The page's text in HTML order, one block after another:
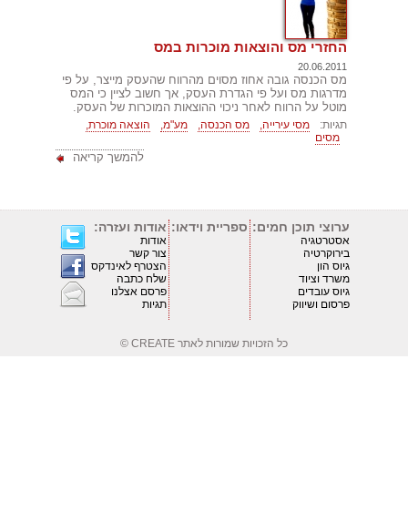
החזרי מס והוצאות מוכרות במס
20.06.2011
מס הכנסה גובה אחוז מסוים מהרווח שהעסק מייצר, על פי
מדרגות מס ועל פי הגדרת העסק, אך חשוב לציין כי המס
מוטל על הרווח לאחר ניכוי ההוצאות המוכרות של העסק.
תגיות: מסי עירייה, מס הכנסה, מע"מ,
הוצאה מוכרת,
מסים
להמשך קריאה
ערוצי תוכן חמים:
אסטרטגיה
בירוקרטיה
גיוס הון
משרד וציוד
גיוס עובדים
פרסום ושיווק
ספריית וידאו: אודות ועזרה:
אודות
צור קשר
הצטרף לאינדקס
שלח כתבה
פרסם אצלנו
תגיות
כל הזכויות שמורות לאתר CREATE ©